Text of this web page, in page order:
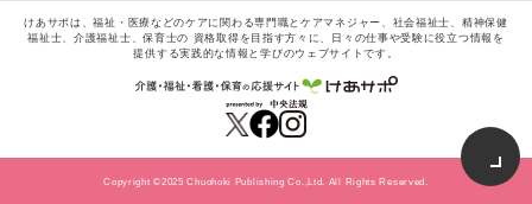
けあサポは、福祉・医療などのケアに関わる専門職とケアマネジャー、社会福祉士、精神保健
福祉士、介護福祉士、保育士の 資格取得を目指す方々に、日々の仕事や受験に役立つ情報を
提供する実践的な情報と学びのウェブサイトです。
Copyright ©2025 Chuohoki Publishing Co.,Ltd. All Rights Reserved.